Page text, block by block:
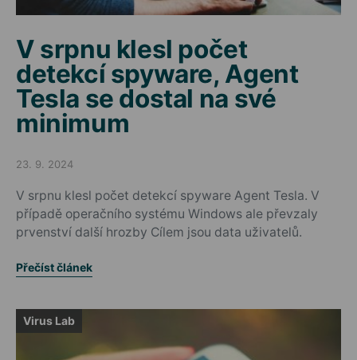
V srpnu klesl počet
detekcí spyware, Agent
Tesla se dostal na své
minimum
Posted on
23. 9. 2024
V srpnu klesl počet detekcí spyware Agent Tesla. V
případě operačního systému Windows ale převzaly
prvenství další hrozby Cílem jsou data uživatelů.
Přečíst článek
Virus Lab